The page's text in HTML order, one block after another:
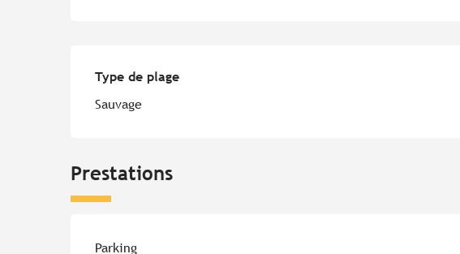
Type de plage
Type de plage
Sauvage
Prestations
Parking